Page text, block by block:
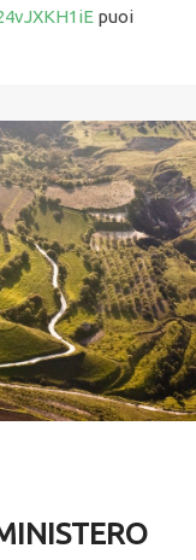
puoi